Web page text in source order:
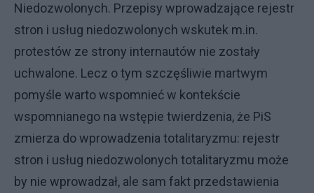
Niedozwolonych. Przepisy wprowadzające rejestr
stron i usług niedozwolonych wskutek m.in.
protestów ze strony internautów nie zostały
uchwalone. Lecz o tym szczęśliwie martwym
pomyśle warto wspomnieć w kontekście
wspomnianego na wstępie twierdzenia, że PiS
zmierza do wprowadzenia totalitaryzmu: rejestr
stron i usług niedozwolonych totalitaryzmu może
by nie wprowadzał, ale sam fakt przedstawienia